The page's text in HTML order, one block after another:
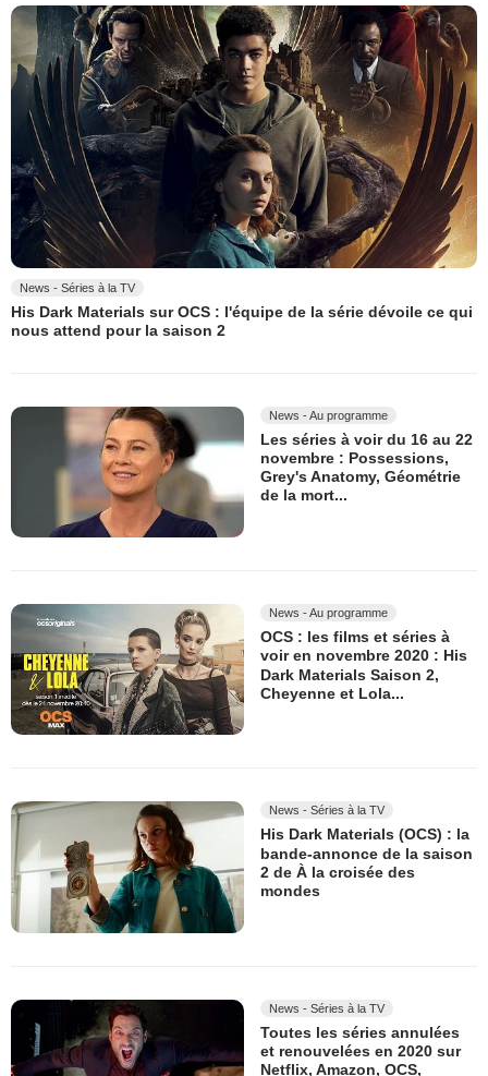
News - Séries à la TV
His Dark Materials sur OCS : l'équipe de la série dévoile ce qui
nous attend pour la saison 2
News - Au programme
Les séries à voir du 16 au 22
novembre : Possessions,
Grey's Anatomy, Géométrie
de la mort...
News - Au programme
OCS : les films et séries à
voir en novembre 2020 : His
Dark Materials Saison 2,
Cheyenne et Lola...
News - Séries à la TV
His Dark Materials (OCS) : la
bande-annonce de la saison
2 de À la croisée des
mondes
News - Séries à la TV
Toutes les séries annulées
et renouvelées en 2020 sur
Netflix, Amazon, OCS,